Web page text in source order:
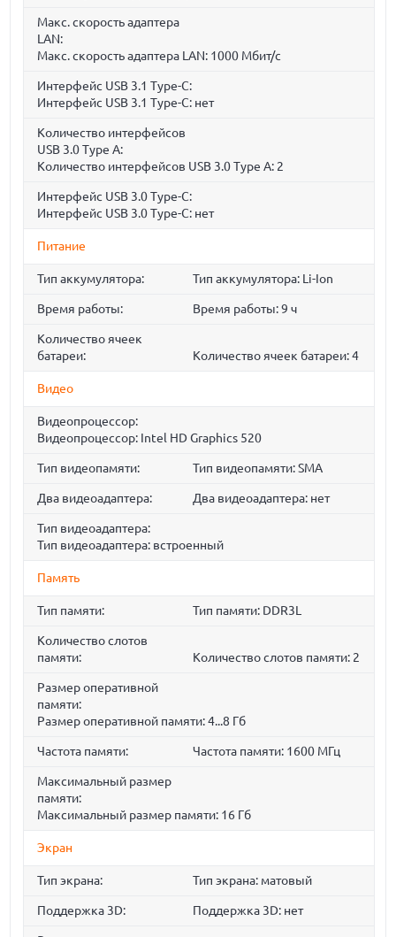
Макс. скорость адаптера
LAN:
Макс. скорость адаптера LAN: 1000 Мбит/с
Интерфейс USB 3.1 Type-C:
Интерфейс USB 3.1 Type-C: нет
Количество интерфейсов
USB 3.0 Type A:
Количество интерфейсов USB 3.0 Type A: 2
Интерфейс USB 3.0 Type-C:
Интерфейс USB 3.0 Type-C: нет
Питание
Тип аккумулятора: Тип аккумулятора: Li-Ion
Время работы: Время работы: 9 ч
Количество ячеек
батареи:
Количество ячеек батареи: 4
Видео
Видеопроцессор:
Видеопроцессор: Intel HD Graphics 520
Тип видеопамяти: Тип видеопамяти: SMA
Два видеоадаптера: Два видеоадаптера: нет
Тип видеоадаптера:
Тип видеоадаптера: встроенный
Память
Тип памяти: Тип памяти: DDR3L
Количество слотов
памяти:
Количество слотов памяти: 2
Размер оперативной
памяти:
Размер оперативной памяти: 4...8 Гб
Частота памяти: Частота памяти: 1600 МГц
Максимальный размер
памяти:
Максимальный размер памяти: 16 Гб
Экран
Тип экрана: Тип экрана: матовый
Поддержка 3D: Поддержка 3D: нет